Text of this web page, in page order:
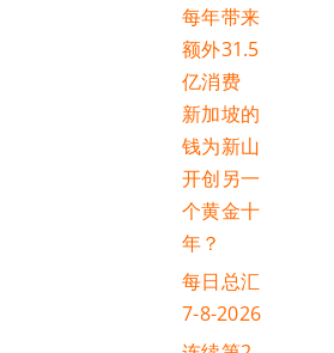
每年带来
额外31.5
亿消费
新加坡的
钱为新山
开创另一
个黄金十
年？
每日总汇
7-8-2026